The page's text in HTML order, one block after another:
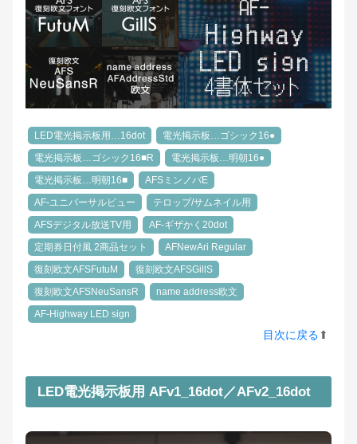
LED電光掲示板用…16dot
電光掲示板…ゴシック16●
電光掲示板…ゴシック16■R
電光掲示板…明朝16●
電光掲示板…明朝16■
AFSミンノバE
AF-ユニバーサルビュー
テロップ/サムネイル用
AFSデジタル放送TV用
AF-ギザかく20dot
定期券日付風 2商品セット
AFNewAri Regular
復刻欧文AFSFutuM
復刻欧文AFSGillS
復刻欧文AFSNeuSansR
name address欧文
AF-Highway LED sign
目次に戻る⬆︎
LED電光掲示板用 AFv1_16dot／AFv2_16dot